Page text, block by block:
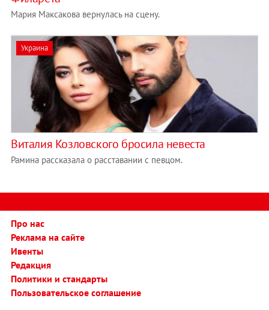
Мария Максакова вернулась на сцену.
Украина
Виталия Козловского бросила невеста
Рамина рассказала о расставании с певцом.
Про нас
Реклама на сайте
Ивенты
Редакция
Политики и стандарты
Пользовательское соглашение